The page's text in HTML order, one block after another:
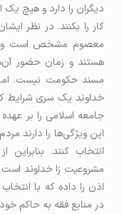
دیگران را دارد و هیچ یک
کار را بکنند. در نظر
معصوم مشخص است و
هستند و زمان حضور
مسند حکومت نیست.
خداوند یک سری شرایط
جامعه اسلامی را بر
این ویژگی‌ها را دارند
انتخاب کنند.
مشروعیت زا خداوند
اذن را داده که با
در منابع فقه به حاکم